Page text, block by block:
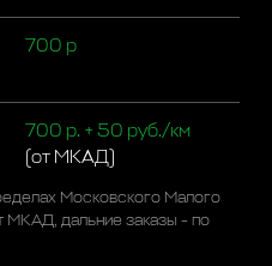
700 р
700 р. + 50 руб./км
(от МКАД)
Московского Малого
МКАД, дальние заказы - по